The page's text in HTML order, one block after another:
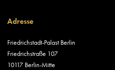
Adresse
Friedrichstadt-Palast Berlin
Friedrichstraße 107
10117 Berlin-Mitte